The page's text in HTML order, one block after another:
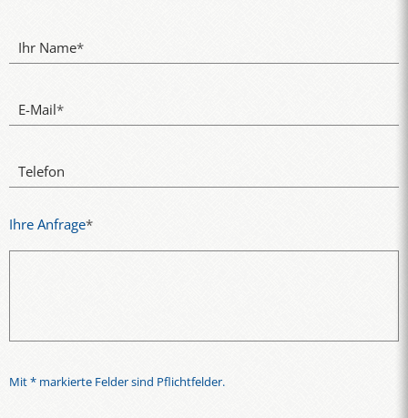
Ihr Name*
E-Mail*
Telefon
Ihre Anfrage*
Mit * markierte Felder sind Pflichtfelder.